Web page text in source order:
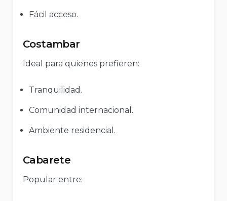
Fácil acceso.
Costambar
Ideal para quienes prefieren:
Tranquilidad.
Comunidad internacional.
Ambiente residencial.
Cabarete
Popular entre: